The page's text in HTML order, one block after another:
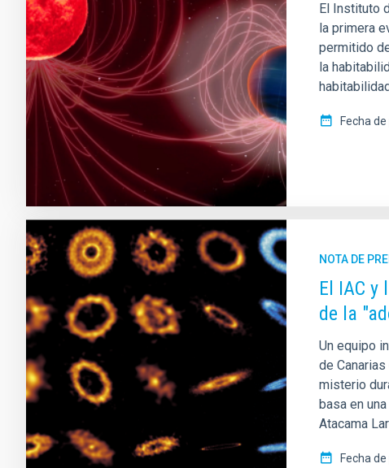
El Instituto
la primera
permitido
la
Fecha
NOTA DE
El IAC
de la
Un equipo
de
misterio
basa en
Atacama
Fecha